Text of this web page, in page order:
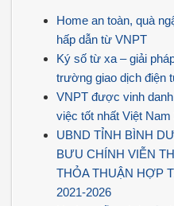
Home an toàn, quà
hấp dẫn từ VNPT
Ký số từ xa – giải
trường giao dịch điện
VNPT được vinh
việc tốt nhất Việt Nam
UBND TỈNH BÌNH
BƯU CHÍNH VIỄN
THỎA THUẬN HỢP
2021-2026